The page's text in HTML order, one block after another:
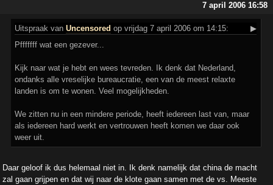
7 april 2006 16:58
Uitspraak vanUncensored op vrijdag 7 april 2006 om 14:15:
▶
Pfffffff wat een gezever...
Kijk naar wat je hebt en wees tevreden. Ik denk dat Nederland,
ondanks alle vreselijke bureaucratie, een van de meest relaxte
landen is om te wonen. Veel mogelijkheden.
We zitten nu in een mindere periode, heeft iedereen last van, maar
als iedereen hard werkt en vertrouwen heeft komen we daar ook
weer uit.
Daar geloof ik dus helemaal niet in. Ik denk namelijk dat china de macht
zal gaan grijpen en dat wij naar de klote gaan samen met de vs. Meeste